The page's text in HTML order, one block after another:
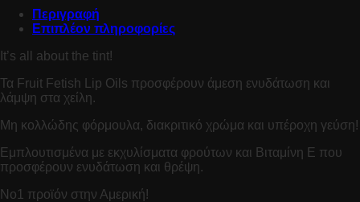
Περιγραφή
Επιπλέον πληροφορίες
It’s all about the tint!
Τα Fruit Fetish Lip Oils προσφέρουν άμεση ενυδάτωση και
λάμψη στα χείλη.
Μη κολλώδης φόρμουλα, διακριτικό χρώμα και υπέροχη γεύση!
Εμπλουτισμένα με εκχυλίσματα φρούτων και Βιταμίνη Ε που
προσφέρουν ενυδάτωση και θρέψη.
No1 προϊόν στην Αμερική!